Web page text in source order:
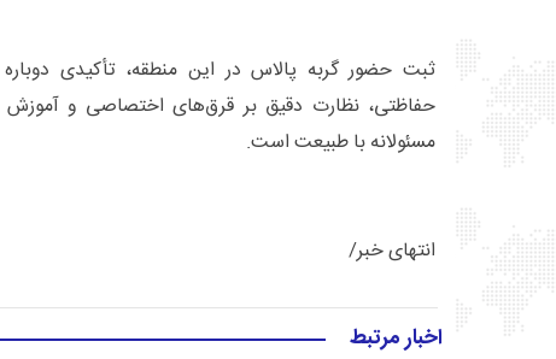
ثبت حضور گربه پالاس در این منطقه، تأکیدی
حفاظتی، نظارت دقیق بر قرق‌های اختصاصی و
مسئولانه با طبیعت است.
انتهای خبر/
اخبار مرتبط